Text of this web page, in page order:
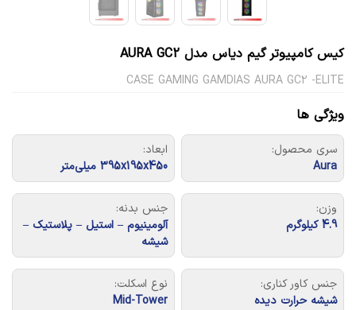
کیس کامپیوتر گیم دیاس مدل AURA GC2
CASE GAMING GAMDIAS AURA GC2 -ELITE
ویژگی ها
سری محصول:
Aura
ابعاد:
395x195x450 میلی‌متر
وزن:
4.9 کیلوگرم
جنس بدنه:
آلومینیوم – استیل – پلاستیک –
شیشه
جنس کاور کناری:
شیشه حرارت دیده
نوع اسکلت:
Mid-Tower